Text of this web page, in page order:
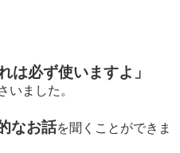
は必ず使いますよ」
いました。
なお話を聞くことができま